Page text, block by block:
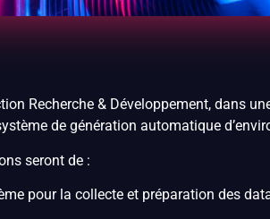
Recherche & Développement, dans
de génération automatique
seront de :
pour la collecte et préparation des